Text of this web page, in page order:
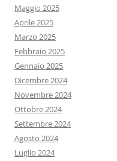
Maggio 2025
Aprile 2025
Marzo 2025
Febbraio 2025
Gennaio 2025
Dicembre 2024
Novembre 2024
Ottobre 2024
Settembre 2024
Agosto 2024
Luglio 2024